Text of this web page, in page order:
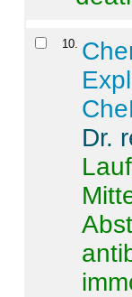
10
Dr.